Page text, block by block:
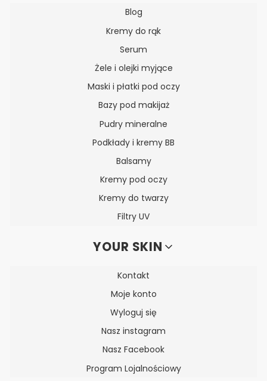
Blog
Kremy do rąk
Serum
Żele i olejki myjące
Maski i płatki pod oczy
Bazy pod makijaż
Pudry mineralne
Podkłady i kremy BB
Balsamy
Kremy pod oczy
Kremy do twarzy
Filtry UV
YOUR SKIN
Kontakt
Moje konto
Wyloguj się
Nasz instagram
Nasz Facebook
Program Lojalnościowy